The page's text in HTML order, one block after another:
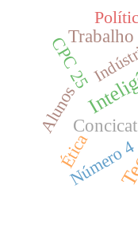
Concicat
CPC 25
Alunos
Número 4
Ética